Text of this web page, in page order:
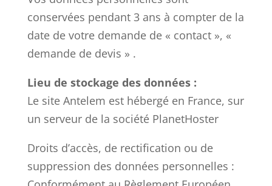
conservées pendant 3 ans à compter de la
date de votre demande de « contact », «
demande de devis » .
Lieu de stockage des données :
Le site Antelem est hébergé en France, sur
un serveur de la société PlanetHoster
Droits d’accès, de rectification ou de
suppression des données personnelles :